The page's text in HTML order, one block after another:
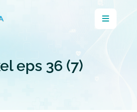
eps 36 (7)